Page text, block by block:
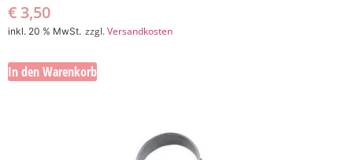
€ 3,50
inkl. 20 % MwSt. zzgl.Versandkosten
In den Warenkorb